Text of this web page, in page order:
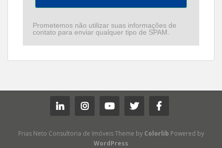
Prometemos não utilizar suas informações de
contato para enviar qualquer tipo de SPAM.
Frias Neto Consultoria de Imóveis Theme by Colorlib Powered by
WordPress